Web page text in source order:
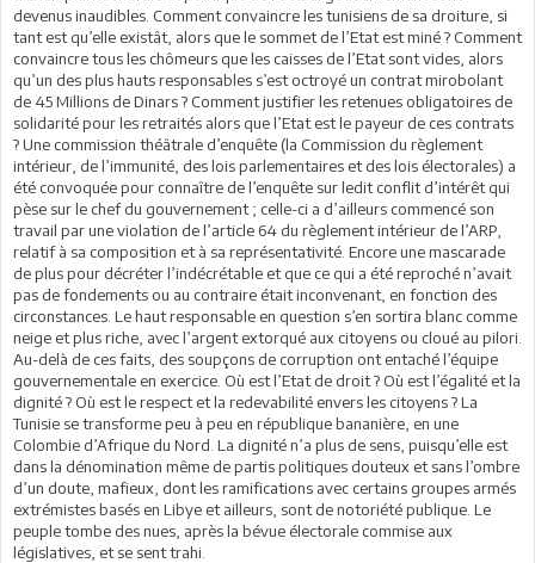
devenus inaudibles. Comment convaincre les tunisiens de sa droiture, si
tant est qu’elle existât, alors que le sommet de l’Etat est miné ? Comment
convaincre tous les chômeurs que les caisses de l’Etat sont vides, alors
qu’un des plus hauts responsables s’est octroyé un contrat mirobolant
de 45 Millions de Dinars ? Comment justifier les retenues obligatoires de
solidarité pour les retraités alors que l’Etat est le payeur de ces contrats
? Une commission théâtrale d’enquête (la Commission du règlement
intérieur, de l’immunité, des lois parlementaires et des lois électorales) a
été convoquée pour connaître de l’enquête sur ledit conflit d’intérêt qui
pèse sur le chef du gouvernement ; celle-ci a d’ailleurs commencé son
travail par une violation de l’article 64 du règlement intérieur de l’ARP,
relatif à sa composition et à sa représentativité. Encore une mascarade
de plus pour décréter l’indécrétable et que ce qui a été reproché n’avait
pas de fondements ou au contraire était inconvenant, en fonction des
circonstances. Le haut responsable en question s’en sortira blanc comme
neige et plus riche, avec l’argent extorqué aux citoyens ou cloué au pilori.
Au-delà de ces faits, des soupçons de corruption ont entaché l’équipe
gouvernementale en exercice. Où est l’Etat de droit ? Où est l’égalité et la
dignité ? Où est le respect et la redevabilité envers les citoyens ? La
Tunisie se transforme peu à peu en république bananière, en une
Colombie d’Afrique du Nord. La dignité n’a plus de sens, puisqu’elle est
dans la dénomination même de partis politiques douteux et sans l’ombre
d’un doute, mafieux, dont les ramifications avec certains groupes armés
extrémistes basés en Libye et ailleurs, sont de notoriété publique. Le
peuple tombe des nues, après la bévue électorale commise aux
législatives, et se sent trahi.